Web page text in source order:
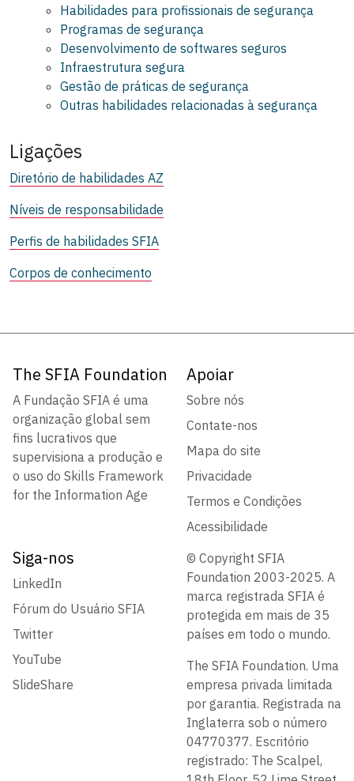
Habilidades para profissionais de segurança
Programas de segurança
Desenvolvimento de softwares seguros
Infraestrutura segura
Gestão de práticas de segurança
Outras habilidades relacionadas à segurança
Ligações
Diretório de habilidades AZ
Níveis de responsabilidade
Perfis de habilidades SFIA
Corpos de conhecimento
The SFIA Foundation
A Fundação SFIA é uma
organização global sem
fins lucrativos que
supervisiona a produção e
o uso do Skills Framework
for the Information Age
Apoiar
Sobre nós
Contate-nos
Mapa do site
Privacidade
Termos e Condições
Acessibilidade
Siga-nos
LinkedIn
Fórum do Usuário SFIA
Twitter
YouTube
SlideShare
© Copyright SFIA
Foundation 2003-2025. A
marca registrada SFIA é
protegida em mais de 35
países em todo o mundo.
The SFIA Foundation. Uma
empresa privada limitada
por garantia. Registrada na
Inglaterra sob o número
04770377. Escritório
registrado: The Scalpel,